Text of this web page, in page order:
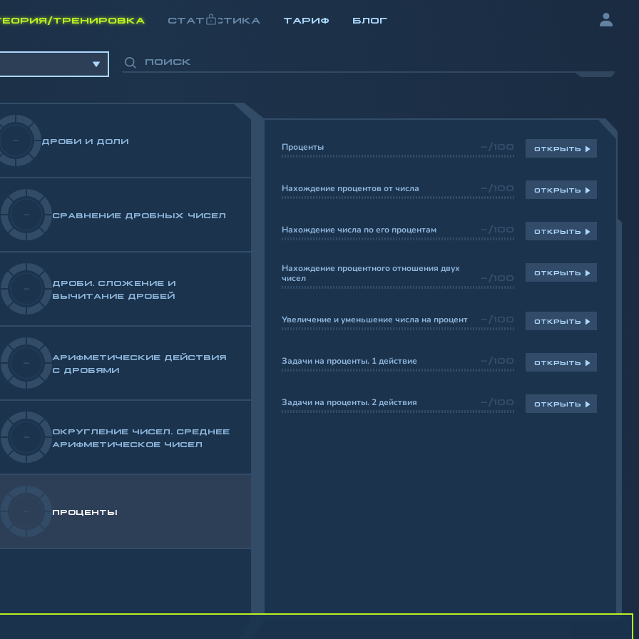
ТРЕНИРОВКА СТАТИСТИКА ТАРИФ БЛОГ
- ДРОБИ И ДОЛИ
- СРАВНЕНИЕ ДРОБНЫХ ЧИСЕЛ
-
ДРОБИ. СЛОЖЕНИЕ И
ВЫЧИТАНИЕ ДРОБЕЙ
-
АРИФМЕТИЧЕСКИЕ ДЕЙСТВИЯ
С ДРОБЯМИ
-
ОКРУГЛЕНИЕ ЧИСЕЛ. СРЕДНЕЕ
АРИФМЕТИЧЕСКОЕ ЧИСЕЛ
ПРОЦЕНТЫ
Проценты -/100 ОТКРЫТЬ
Нахождение процентов от числа -/100 ОТКРЫТЬ
Нахождение числа по его процентам -/100 ОТКРЫТЬ
Нахождение процентного отношения двух
чисел
-/100
ОТКРЫТЬ
Увеличение и уменьшение числа на процент -/100 ОТКРЫТЬ
Задачи на проценты. 1 действие -/100 ОТКРЫТЬ
Задачи на проценты. 2 действия -/100 ОТКРЫТЬ